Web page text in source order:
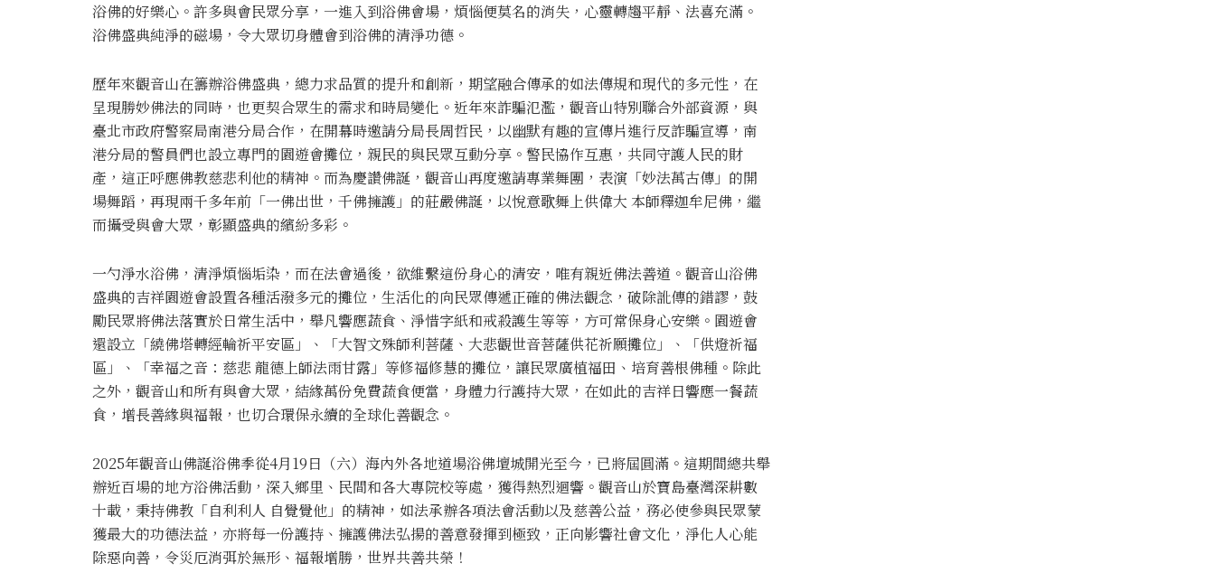
浴佛的好樂心。許多與會民眾分享，一進入到浴佛會場，煩惱便莫名的消失，心靈轉趨平靜、法喜充滿。
浴佛盛典純淨的磁場，令大眾切身體會到浴佛的清淨功德。
歷年來觀音山在籌辦浴佛盛典，總力求品質的提升和創新，期望融合傳承的如法傳規和現代的多元性，在
呈現勝妙佛法的同時，也更契合眾生的需求和時局變化。近年來詐騙氾濫，觀音山特別聯合外部資源，與
臺北市政府警察局南港分局合作，在開幕時邀請分局長周哲民，以幽默有趣的宣傳片進行反詐騙宣導，南
港分局的警員們也設立專門的園遊會攤位，親民的與民眾互動分享。警民協作互惠，共同守護人民的財
產，這正呼應佛教慈悲利他的精神。而為慶讚佛誕，觀音山再度邀請專業舞團，表演「妙法萬古傳」的開
場舞蹈，再現兩千多年前「一佛出世，千佛擁護」的莊嚴佛誕，以悅意歌舞上供偉大 本師釋迦牟尼佛，繼
而攝受與會大眾，彰顯盛典的繽紛多彩。
一勺淨水浴佛，清淨煩惱垢染，而在法會過後，欲維繫這份身心的清安，唯有親近佛法善道。觀音山浴佛
盛典的吉祥園遊會設置各種活潑多元的攤位，生活化的向民眾傳遞正確的佛法觀念，破除訛傳的錯謬，鼓
勵民眾將佛法落實於日常生活中，舉凡響應蔬食、淨惜字紙和戒殺護生等等，方可常保身心安樂。園遊會
還設立「繞佛塔轉經輪祈平安區」、「大智文殊師利菩薩、大悲觀世音菩薩供花祈願攤位」、「供燈祈福
區」、「幸福之音：慈悲 龍德上師法雨甘露」等修福修慧的攤位，讓民眾廣植福田、培育善根佛種。除此
之外，觀音山和所有與會大眾，結緣萬份免費蔬食便當，身體力行護持大眾，在如此的吉祥日響應一餐蔬
食，增長善緣與福報，也切合環保永續的全球化善觀念。
2025年觀音山佛誕浴佛季從4月19日（六）海內外各地道場浴佛壇城開光至今，已將屆圓滿。這期間總共舉
辦近百場的地方浴佛活動，深入鄉里、民間和各大專院校等處，獲得熱烈迴響。觀音山於寶島臺灣深耕數
十載，秉持佛教「自利利人 自覺覺他」的精神，如法承辦各項法會活動以及慈善公益，務必使參與民眾蒙
獲最大的功德法益，亦將每一份護持、擁護佛法弘揚的善意發揮到極致，正向影響社會文化，淨化人心能
除惡向善，令災厄消弭於無形、福報增勝，世界共善共榮！